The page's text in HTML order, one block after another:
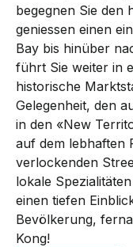
begegnen Sie den
geniessen einen
Bay bis hinüber
führt Sie weiter in
historische
Gelegenheit, den
in den «New
auf dem lebhaften
verlockenden
lokale
einen tiefen
Bevölkerung,
Kong!